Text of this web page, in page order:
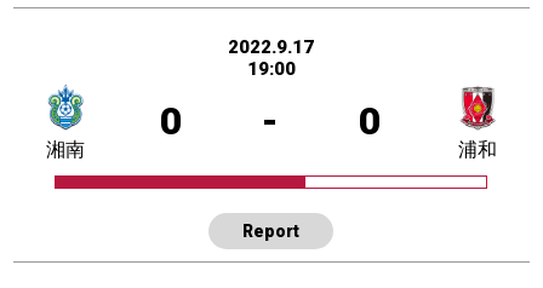
2022.9.17
19:00
0 - 0
湘南 浦和
Report